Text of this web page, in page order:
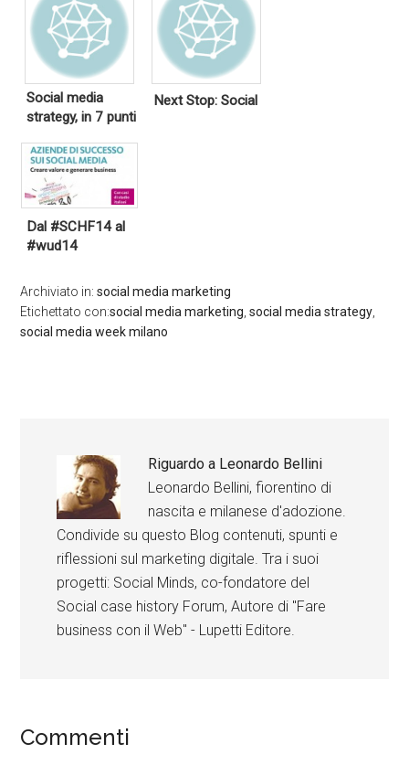
Social media
strategy, in 7 punti
Next Stop: Social
Dal #SCHF14 al
#wud14
Archiviato in:social media marketing
Etichettato con:social media marketing,social media strategy,
social media week milano
Riguardo a Leonardo Bellini
Leonardo Bellini, fiorentino di
nascita e milanese d'adozione.
Condivide su questo Blog contenuti, spunti e
riflessioni sul marketing digitale. Tra i suoi
progetti: Social Minds, co-fondatore del
Social case history Forum, Autore di "Fare
business con il Web" - Lupetti Editore.
Commenti